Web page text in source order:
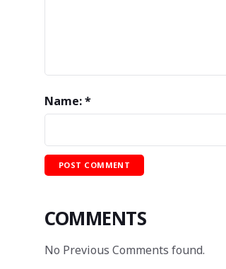
Name: *
COMMENTS
No Previous Comments found.